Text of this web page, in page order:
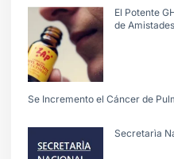
El Potente
de
Se Incremento el Cáncer de
Secretarìa